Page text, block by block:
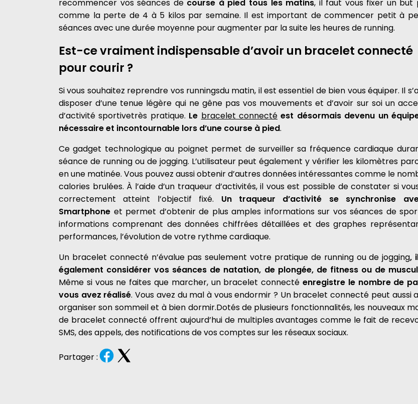
recommencer vos séances de course à pied tous les matins, il faut vous fixer un but
comme la perte de 4 à 5 kilos par semaine. Il est important de commencer petit à
séances avec une durée moyenne pour augmenter par la suite les heures de running.
Est-ce vraiment indispensable d’avoir un bracelet connecté
pour courir ?
Si vous souhaitez reprendre vos runningsdu matin, il est essentiel de bien vous équiper. Il
disposer d’une tenue légère qui ne gêne pas vos mouvements et d’avoir sur soi un
d’activité sportivetrès pratique. Le bracelet connecté est désormais devenu un
nécessaire et incontournable lors d’une course à pied.
Ce gadget technologique au poignet permet de surveiller sa fréquence cardiaque
séance de running ou de jogging. L’utilisateur peut également y vérifier les kilomètres
en une matinée. Vous pouvez aussi obtenir d’autres données intéressantes comme le
calories brulées. À l’aide d’un traqueur d’activités, il vous est possible de constater si
correctement atteint l’objectif fixé. Un traqueur d’activité se synchronise
Smartphone et permet d’obtenir de plus amples informations sur vos séances de
informations comprenant des données chiffrées détaillées et des graphes
performances, l’évolution de votre rythme cardiaque.
Un bracelet connecté n’évalue pas seulement votre pratique de running ou de jogging,
également considérer vos séances de natation, de plongée, de fitness ou de
Même si vous ne faites que marcher, un bracelet connecté enregistre le nombre de
vous avez réalisé. Vous avez du mal à vous endormir ? Un bracelet connecté peut aussi
organiser son sommeil et à bien dormir.Dotés de plusieurs fonctionnalités, les nouveaux
de bracelet connecté offrent aujourd’hui de multiples avantages comme le fait de
SMS, des appels, des notifications de vos comptes sur les réseaux sociaux.
Partager :